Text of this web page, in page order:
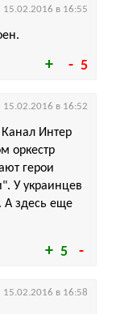
5
15.02.2016 в 16:55
5
Канал Интер
оркестр
герои
У украинцев
А здесь еще
15.02.2016 в 16:52
15.02.2016 в 16:58